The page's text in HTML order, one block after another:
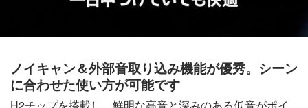
ノイキャン＆外部音取り込み機能が優秀。シーン
に合わせた使い方が可能です